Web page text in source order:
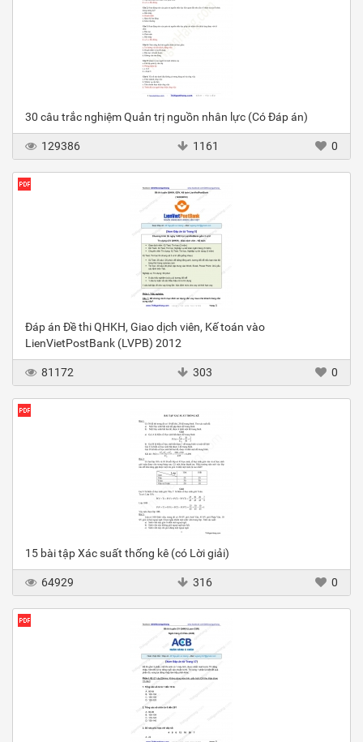
30 câu trắc nghiệm Quản trị nguồn nhân lực (Có Đáp án)
129386 1161 0
Đáp án Đề thi QHKH, Giao dịch viên, Kế toán vào
LienVietPostBank (LVPB) 2012
81172 303 0
15 bài tập Xác suất thống kê (có Lời giải)
64929 316 0